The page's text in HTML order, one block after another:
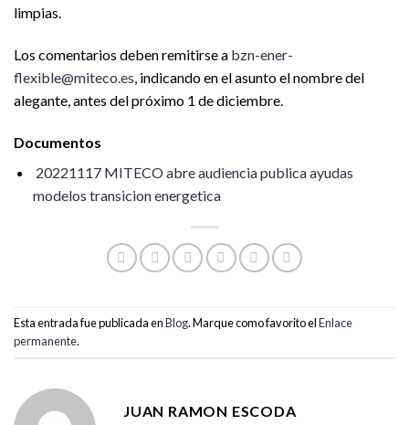
limpias.
Los comentarios deben remitirse a bzn-ener-
flexible@miteco.es, indicando en el asunto el nombre del
alegante, antes del próximo 1 de diciembre.
Documentos
20221117 MITECO abre audiencia publica ayudas
modelos transicion energetica
Esta entrada fue publicada enBlog. Marque como favorito elEnlace
permanente.
JUAN RAMON ESCODA